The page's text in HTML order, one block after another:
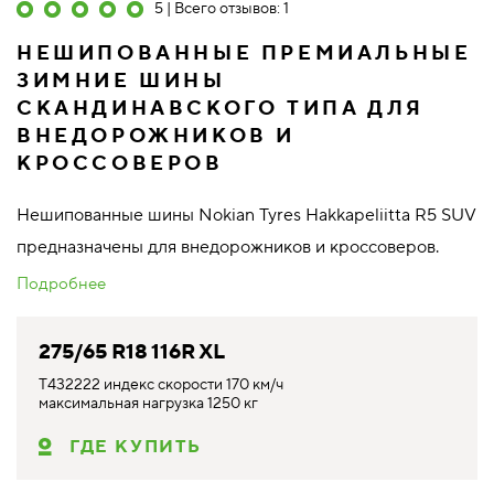
5 | Всего отзывов: 1
НЕШИПОВАННЫЕ ПРЕМИАЛЬНЫЕ
ЗИМНИЕ ШИНЫ
СКАНДИНАВСКОГО ТИПА ДЛЯ
ВНЕДОРОЖНИКОВ И
КРОССОВЕРОВ
Нешипованные шины Nokian Tyres Hakkapeliitta R5 SUV
предназначены для внедорожников и кроссоверов.
Подробнее
275/65 R18 116R XL
T432222 индекс скорости 170 км/ч
максимальная нагрузка 1250 кг
ГДЕ КУПИТЬ